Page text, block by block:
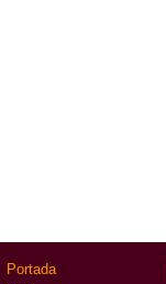
Portada